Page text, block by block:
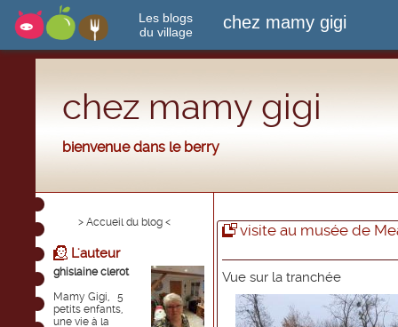
Les blogs
du village
chez mamy gigi
chez mamy gigi
bienvenue dans le berry
> Accueil du blog <
L'auteur
ghislaine clerot
Mamy Gigi, 5
petits enfants,
une vie à la
visite au musée de
Vue sur la tranchée